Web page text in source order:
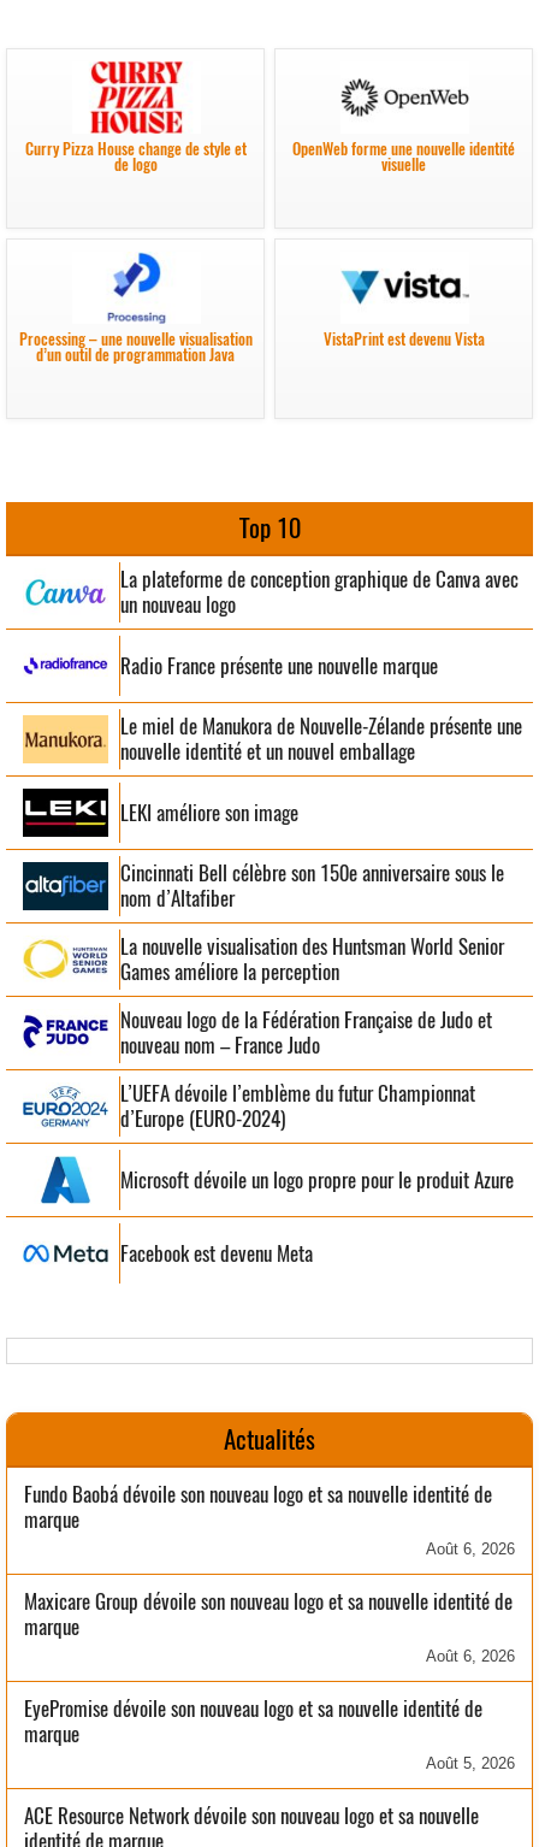
Curry Pizza House change de style et
de logo
OpenWeb forme une nouvelle identité
visuelle
Processing – une nouvelle visualisation
d’un outil de programmation Java
VistaPrint est devenu Vista
Top 10
La plateforme de conception graphique de Canva avec
un nouveau logo
Radio France présente une nouvelle marque
Le miel de Manukora de Nouvelle-Zélande présente une
nouvelle identité et un nouvel emballage
LEKI améliore son image
Cincinnati Bell célèbre son 150e anniversaire sous le
nom d’Altafiber
La nouvelle visualisation des Huntsman World Senior
Games améliore la perception
Nouveau logo de la Fédération Française de Judo et
nouveau nom – France Judo
L’UEFA dévoile l’emblème du futur Championnat
d’Europe (EURO-2024)
Microsoft dévoile un logo propre pour le produit Azure
Facebook est devenu Meta
Actualités
Fundo Baobá dévoile son nouveau logo et sa nouvelle identité de
marque
Août 6, 2026
Maxicare Group dévoile son nouveau logo et sa nouvelle identité de
marque
Août 6, 2026
EyePromise dévoile son nouveau logo et sa nouvelle identité de
marque
Août 5, 2026
ACE Resource Network dévoile son nouveau logo et sa nouvelle